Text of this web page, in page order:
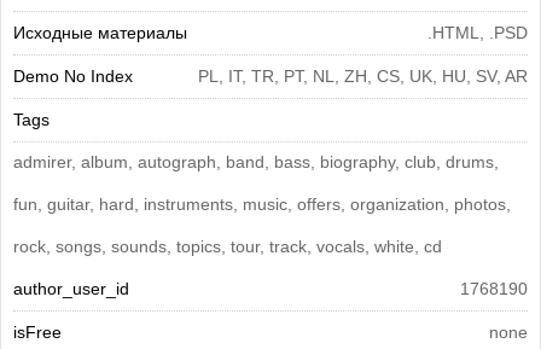
Исходные материалы .HTML, .PSD
Demo No Index PL, IT, TR, PT, NL, ZH, CS, UK, HU, SV, AR
Tags
admirer, album, autograph, band, bass, biography, club, drums,
fun, guitar, hard, instruments, music, offers, organization, photos,
rock, songs, sounds, topics, tour, track, vocals, white, cd
author_user_id 1768190
isFree none